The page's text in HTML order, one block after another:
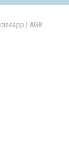
cineapp | AGB